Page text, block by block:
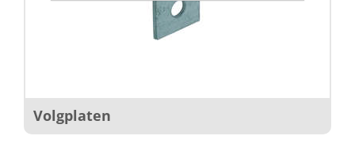
Volgplaten